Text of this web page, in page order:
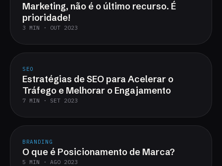
Marketing, não é o último recurso. É
prioridade!
3 MIN · OUT 2023
SEO
Estratégias de SEO para Acelerar o
Tráfego e Melhorar o Engajamento
7 MIN · SET 2023
BRANDING
O que é Posicionamento de Marca?
5 MIN · AGO 2023